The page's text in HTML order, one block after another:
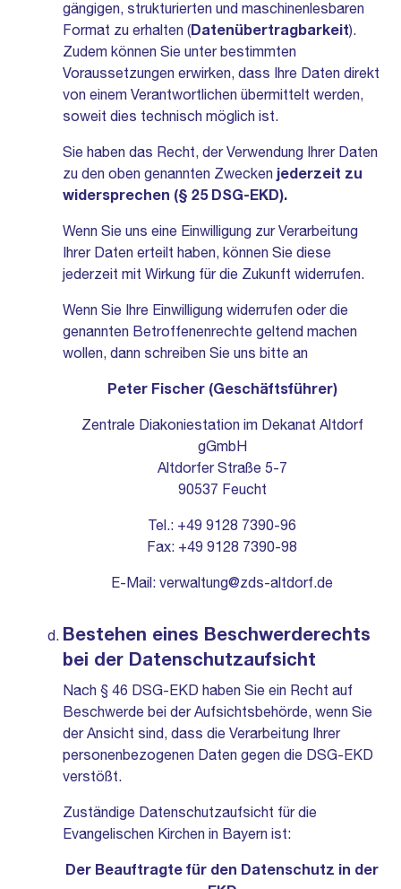
gängigen, strukturierten und maschinenlesbaren
Format zu erhalten (Datenübertragbarkeit).
Zudem können Sie unter bestimmten
Voraussetzungen erwirken, dass Ihre Daten direkt
von einem Verantwortlichen übermittelt werden,
soweit dies technisch möglich ist.
Sie haben das Recht, der Verwendung Ihrer Daten
zu den oben genannten Zweckenjederzeit zu
widersprechen (§ 25 DSG-EKD).
Wenn Sie uns eine Einwilligung zur Verarbeitung
Ihrer Daten erteilt haben, können Sie diese
jederzeit mit Wirkung für die Zukunft widerrufen.
Wenn Sie Ihre Einwilligung widerrufen oder die
genannten Betroffenenrechte geltend machen
wollen, dann schreiben Sie uns bitte an
Peter Fischer (Geschäftsführer)
Zentrale Diakoniestation im Dekanat Altdorf
gGmbH
Altdorfer Straße 5-7
90537 Feucht
Tel.: +49 9128 7390-96
Fax: +49 9128 7390-98
E-Mail: verwaltung@zds-altdorf.de
Bestehen eines Beschwerderechts
bei der Datenschutzaufsicht
Nach § 46 DSG-EKD haben Sie ein Recht auf
Beschwerde bei der Aufsichtsbehörde, wenn Sie
der Ansicht sind, dass die Verarbeitung Ihrer
personenbezogenen Daten gegen die DSG-EKD
verstößt.
Zuständige Datenschutzaufsicht für die
Evangelischen Kirchen in Bayern ist:
Der Beauftragte für den Datenschutz in der